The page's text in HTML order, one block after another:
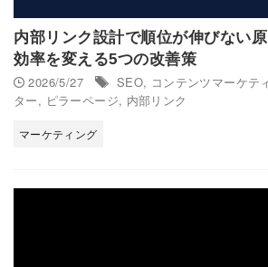
内部リンク設計で順位が伸びない
効率を変える5つの改善策
2026/5/27
SEO, コンテンツマーケテ
ター, ピラーページ, 内部リンク
マーケティング